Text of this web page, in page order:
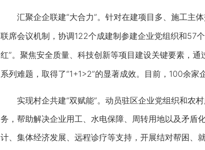
汇聚企企联建“大合力”。针对在建项目多、施工主
联席会议机制，协调122个成建制参建企业党组织和57
红”。聚焦安全质量、科技创新等项目建设关键要素，
系列难题，取得了“1+1>2”的显著成效。目前，100余家
实现村企共建“双赋能”。动员驻区企业党组织和农村
务，帮助解决企业用工、水电保障、周转用地以及矛盾
计、集体经济发展、远程诊疗等支持，开展结对帮困、